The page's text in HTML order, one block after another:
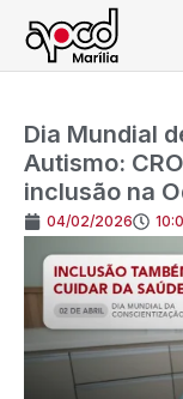
Dia Mundial
Autismo:
inclusão na
04/02/2026